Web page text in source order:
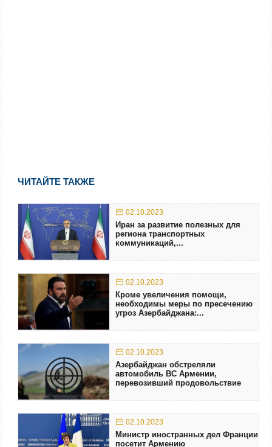
ЧИТАЙТЕ ТАКЖЕ
02.10.2023
Иран за развитие полезных для
региона транспортных
коммуникаций,...
02.10.2023
Кроме увеличения помощи,
необходимы меры по пресечению
угроз Азербайджана:...
02.10.2023
Азербайджан обстреляли
автомобиль ВС Армении,
перевозивший продовольствие
02.10.2023
Министр иностранных дел Франции
посетит Армению